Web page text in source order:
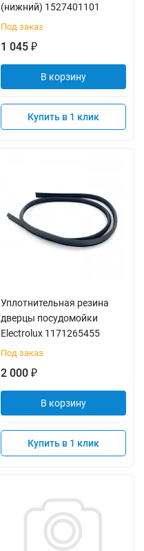
(нижний) 1527401101
Под заказ
1 045 ₽
В корзину
Купить в 1 клик
Уплотнительная резина
дверцы посудомойки
Electrolux 1171265455
Под заказ
2 000 ₽
В корзину
Купить в 1 клик